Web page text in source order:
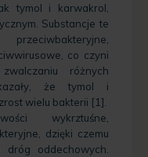
tymol i karwakrol,
Substancje te
co czyni
różnych
że tymol i
wielu bakterii [1].
wykrztuśne,
dzięki czemu
oddechowych.